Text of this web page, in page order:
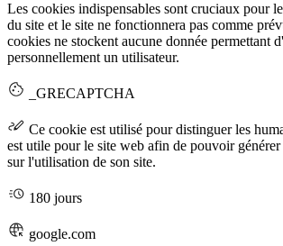
Les cookies indispensables sont cruciaux pour
du site et le site ne fonctionnera pas comme
cookies ne stockent aucune donnée permettant
personnellement un utilisateur.
_GRECAPTCHA
Ce cookie est utilisé pour distinguer les
est utile pour le site web afin de pouvoir
sur l'utilisation de son site.
180 jours
google.com